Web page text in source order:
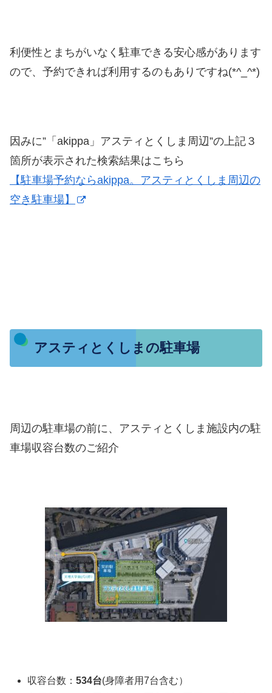
利便性とまちがいなく駐車できる安心感があります
ので、予約できれば利用するのもありですね(*^_^*)
因みに”「akippa」アスティとくしま周辺”の上記３
箇所が表示された検索結果はこちら
【駐車場予約ならakippa。アスティとくしま周辺の
空き駐車場】
アスティとくしまの駐車場
周辺の駐車場の前に、アスティとくしま施設内の駐
車場収容台数のご紹介
収容台数：534台(身障者用7台含む）